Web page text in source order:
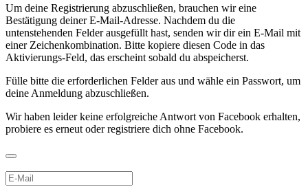
Um deine Registrierung abzuschließen, brauchen wir eine
Bestätigung deiner E-Mail-Adresse. Nachdem du die
untenstehenden Felder ausgefüllt hast, senden wir dir ein E-Mail mit
einer Zeichenkombination. Bitte kopiere diesen Code in das
Aktivierungs-Feld, das erscheint sobald du abspeicherst.
Fülle bitte die erforderlichen Felder aus und wähle ein Passwort, um
deine Anmeldung abzuschließen.
Wir haben leider keine erfolgreiche Antwort von Facebook erhalten,
probiere es erneut oder registriere dich ohne Facebook.